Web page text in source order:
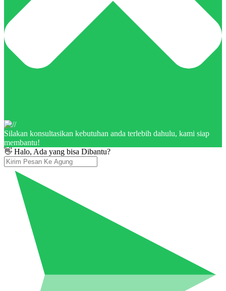
Silakan konsultasikan kebutuhan anda terlebih dahulu, kami siap
membantu!
👋 Halo, Ada yang bisa Dibantu?